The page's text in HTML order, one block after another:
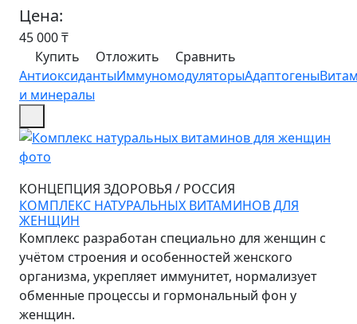
Цена:
45 000₸
Купить
Отложить
Сравнить
АнтиоксидантыИммуномодуляторыАдаптогены
и минералы
КОНЦЕПЦИЯ ЗДОРОВЬЯ / РОССИЯ
КОМПЛЕКС НАТУРАЛЬНЫХ ВИТАМИНОВ ДЛЯ
ЖЕНЩИН
Комплекс разработан специально для женщин с
учётом строения и особенностей женского
организма, укрепляет иммунитет, нормализует
обменные процессы и гормональный фон у
женщин.